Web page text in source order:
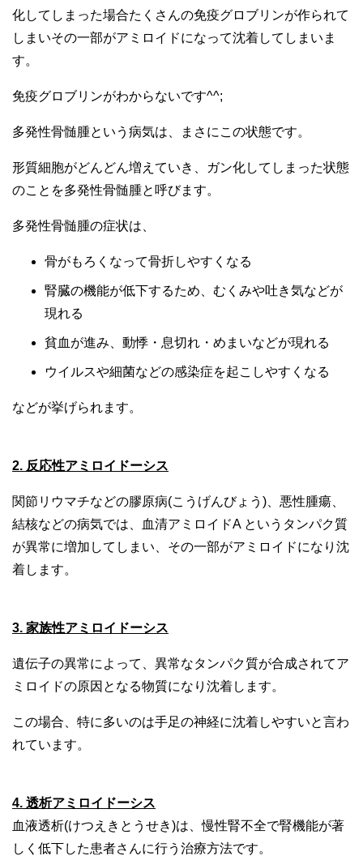
化してしまった場合たくさんの免疫グロブリンが作られて
しまいその一部がアミロイドになって沈着してしまいま
す。
免疫グロブリンがわからないです^^;
多発性骨髄腫という病気は、まさにこの状態です。
形質細胞がどんどん増えていき、ガン化してしまった状態
のことを多発性骨髄腫と呼びます。
多発性骨髄腫の症状は、
骨がもろくなって骨折しやすくなる
腎臓の機能が低下するため、むくみや吐き気などが
現れる
貧血が進み、動悸・息切れ・めまいなどが現れる
ウイルスや細菌などの感染症を起こしやすくなる
などが挙げられます。
2. 反応性アミロイドーシス
関節リウマチなどの膠原病(こうげんびょう)、悪性腫瘍、
結核などの病気では、血清アミロイドA というタンパク質
が異常に増加してしまい、その一部がアミロイドになり沈
着します。
3. 家族性アミロイドーシス
遺伝子の異常によって、異常なタンパク質が合成されてア
ミロイドの原因となる物質になり沈着します。
この場合、特に多いのは手足の神経に沈着しやすいと言わ
れています。
4. 透析アミロイドーシス
血液透析(けつえきとうせき)は、慢性腎不全で腎機能が著
しく低下した患者さんに行う治療方法です。